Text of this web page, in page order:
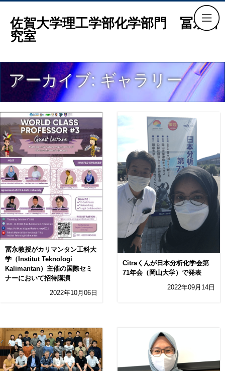
佐賀大学理工学部化学部門 冨永研
究室
アーカイブ: ギャラリー
冨永教授がカリマンタン工科大
学（Institut Teknologi
Kalimantan）主催の国際セミ
ナーにおいて招待講演
2022年10月06日
Citraくんが日本分析化学会第
71年会（岡山大学）で発表
2022年09月14日